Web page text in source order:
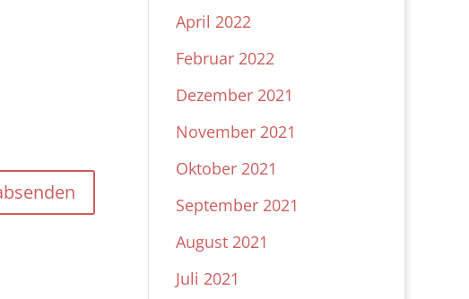
April 2022
Februar 2022
Dezember 2021
November 2021
Oktober 2021
September 2021
August 2021
Juli 2021